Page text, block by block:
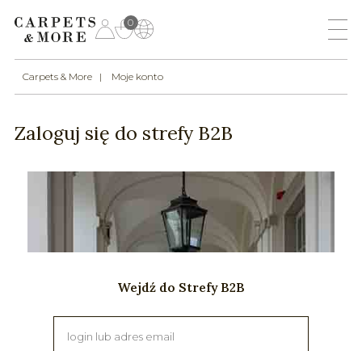
0
Carpets & More Moje konto
Zaloguj się do strefy B2B
Wejdź do Strefy B2B